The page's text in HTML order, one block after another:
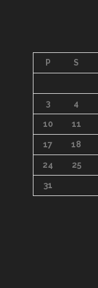
P
S
3 4
10 11
17 18
24 25
31